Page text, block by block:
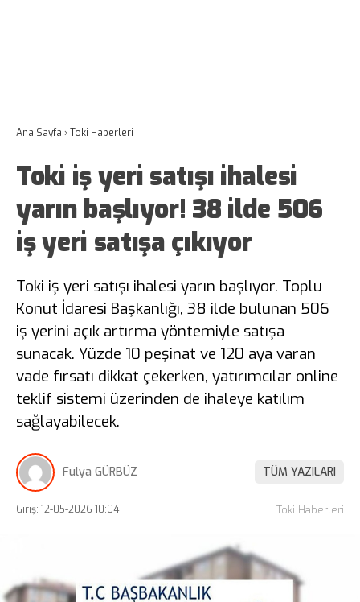
Ana Sayfa ›Toki Haberleri
Toki iş yeri satışı ihalesi
yarın başlıyor! 38 ilde 506
iş yeri satışa çıkıyor
Toki iş yeri satışı ihalesi yarın başlıyor. Toplu
Konut İdaresi Başkanlığı, 38 ilde bulunan 506
iş yerini açık artırma yöntemiyle satışa
sunacak. Yüzde 10 peşinat ve 120 aya varan
vade fırsatı dikkat çekerken, yatırımcılar online
teklif sistemi üzerinden de ihaleye katılım
sağlayabilecek.
Fulya GÜRBÜZ TÜM YAZILARI
Giriş: 12-05-2026 10:04 Toki Haberleri